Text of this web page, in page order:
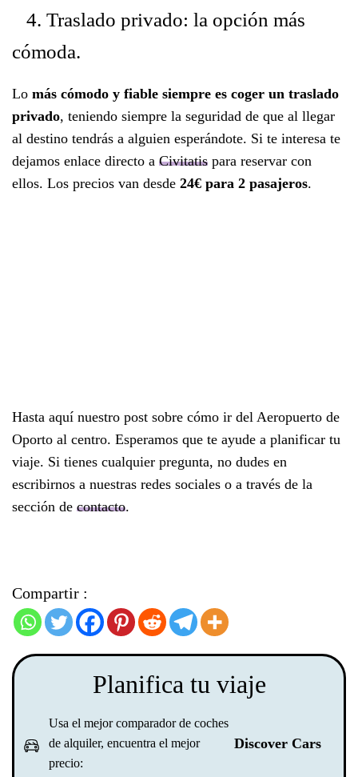
4. Traslado privado: la opción más
cómoda.
Lo más cómodo y fiable siempre es coger un traslado
privado, teniendo siempre la seguridad de que al llegar
al destino tendrás a alguien esperándote. Si te interesa te
dejamos enlace directo a Civitatis para reservar con
ellos. Los precios van desde 24€ para 2 pasajeros.
Hasta aquí nuestro post sobre cómo ir del Aeropuerto de
Oporto al centro. Esperamos que te ayude a planificar tu
viaje. Si tienes cualquier pregunta, no dudes en
escribirnos a nuestras redes sociales o a través de la
sección de contacto.
Compartir :
Planifica tu viaje
Usa el mejor comparador de coches
de alquiler, encuentra el mejor
precio:
Discover Cars